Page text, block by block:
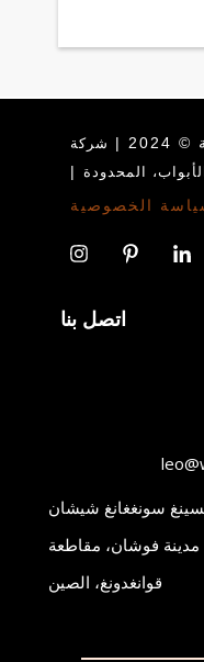
شركة
المحدودة|
الخصوصية
اتصل بنا
سونغغانغ شيشان
فوشان، مقاطعة
قوانغدونغ، الصين